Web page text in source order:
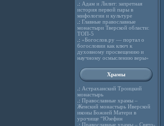
.: Адам и Лилит: запретная
история первой пары в
мифологии и культуре
.: Главные православные
монастыри Тверской области:
ТОП-5
.: «Богослов.ру — портал о
богословии как ключ к
духовному просвещению и
научному осмыслению веры»
Храмы
.: Астраханский Троицкий
монастырь
.: Православные храмы –
Женский монастырь Иверской
иконы Божией Матери в
урочище “Юзефин
.: Православные храмы – Свято-